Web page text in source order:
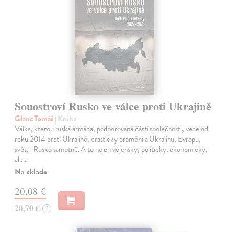
Souostroví Rusko ve válce proti Ukrajině
Glanc Tomáš| Kniha
Válka, kterou ruská armáda, podporovaná částí společnosti, vede od
roku 2014 proti Ukrajině, drasticky proměnila Ukrajinu, Evropu,
svět, i Rusko samotné. A to nejen vojensky, politicky, ekonomicky,
ale…
Na sklade
20,08 €
20,70 € ?